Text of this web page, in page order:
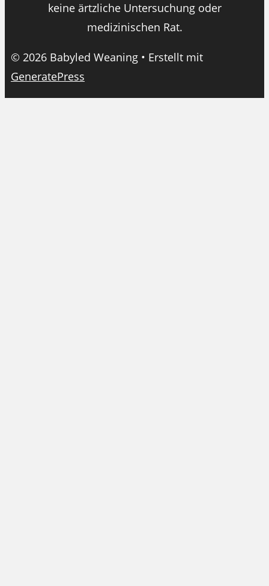
keine ärtzliche Untersuchung oder
medizinischen Rat.
© 2026 Babyled Weaning • Erstellt mit
GeneratePress